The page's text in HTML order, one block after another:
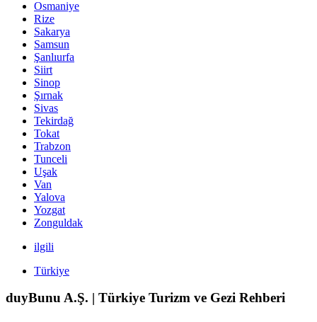
Osmaniye
Rize
Sakarya
Samsun
Şanlıurfa
Siirt
Sinop
Şırnak
Sivas
Tekirdağ
Tokat
Trabzon
Tunceli
Uşak
Van
Yalova
Yozgat
Zonguldak
ilgili
Türkiye
duyBunu A.Ş. | Türkiye Turizm ve Gezi Rehberi